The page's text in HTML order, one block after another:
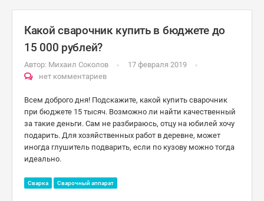
Какой сварочник купить в бюджете до
15 000 рублей?
Автор: Михаил Соколов
17 февраля 2019
нет комментариев
Всем доброго дня! Подскажите, какой купить сварочник
при бюджете 15 тысяч. Возможно ли найти качественный
за такие деньги. Сам не разбираюсь, отцу на юбилей хочу
подарить. Для хозяйственных работ в деревне, может
иногда глушитель подварить, если по кузову можно тогда
идеально.
Сварка Сварочный аппарат